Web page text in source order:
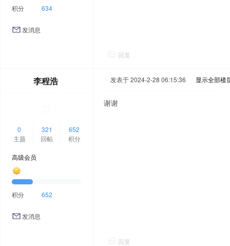
积分 634
发消息
回复
李程浩
0
主题
321
回帖
652
积分
高级会员
积分 652
发消息
发表于 2024-2-28 06:15:36 显示全部楼
谢谢
回复